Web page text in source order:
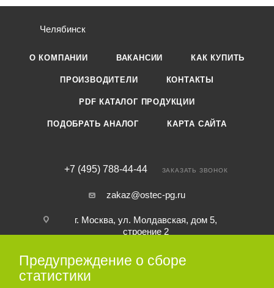
Челябинск
О КОМПАНИИ ВАКАНСИИ КАК КУПИТЬ
ПРОИЗВОДИТЕЛИ КОНТАКТЫ
PDF КАТАЛОГ ПРОДУКЦИИ
ПОДОБРАТЬ АНАЛОГ КАРТА САЙТА
+7 (495) 788-44-44 ЗАКАЗАТЬ ЗВОНОК
zakaz@ostec-pg.ru
г. Москва, ул. Молдавская, дом 5,
строение 2
ПОДПИСАТЬСЯ НА РАССЫЛКУ
Предупреждение о сборе
статистики